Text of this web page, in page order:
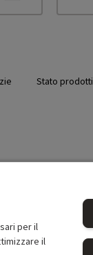
Stato prodotti
per il
il